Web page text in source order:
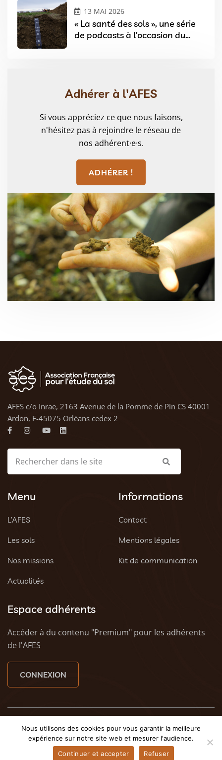
13 MAI 2026
« La santé des sols », une série
de podcasts à l’occasion du
Adhérer à l'AFES
Si vous appréciez ce que nous faisons,
n'hésitez pas à rejoindre le réseau de
nos adhérent·e·s.
ADHÉRER !
AFES c/o Inrae, 2163 Avenue de la Pomme de Pin CS 40001
Ardon, F-45075 Orléans cedex 2
Menu
L’AFES
Les sols
Nos missions
Actualités
Informations
Contact
Mentions légales
Kit de communication
Espace adhérents
Accéder à du contenu "Premium" pour les adhérents
de l'AFES
CONNEXION
© 2023 AFES - Tous droits réservés - Une créationTony
Oheix : Agence Web CaenetWeezy - Agence web à
Caen
Nous utilisons des cookies pour vous garantir la meilleure
expérience sur notre site web et mesurer l'audience.
Continuer et accepter
Refuser